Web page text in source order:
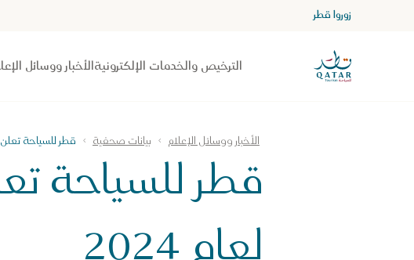
الصفحة الرئيسية لموقع VisitQatar
زوروا قطر
الترخيص والخدمات الإلكترونيةالأخبار ووسائل
الأخبار ووسائل الإعلام بيانات صحفية قطر للسياحة تعلن
قطر للسياحة
لعام 2024